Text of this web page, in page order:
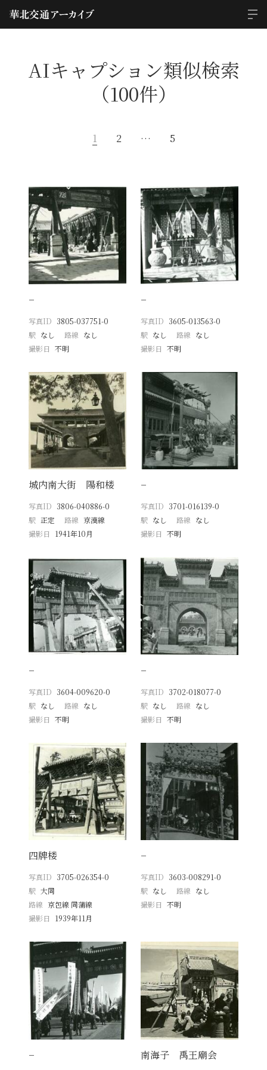
AIキャプション類似検索
（100件）
1 2 … 5
−
写真ID 3805-037751-0
駅 なし 路線 なし
撮影日
不明
−
写真ID 3605-013563-0
駅 なし 路線 なし
撮影日 不明
城内南大街 陽和楼
写真ID 3806-040886-0
駅 正定 路線 京漢線
撮影日
1941年10月
−
写真ID 3701-016139-0
駅 なし 路線 なし
撮影日 不明
−
写真ID 3604-009620-0
駅 なし 路線 なし
撮影日
不明
−
写真ID 3702-018077-0
駅 なし 路線 なし
撮影日 不明
四牌楼
写真ID 3705-026354-0
駅 大同
路線 京包線 同蒲線
撮影日
1939年11月
−
写真ID 3603-008291-0
駅 なし 路線 なし
撮影日 不明
− 南海子 禹王廟会